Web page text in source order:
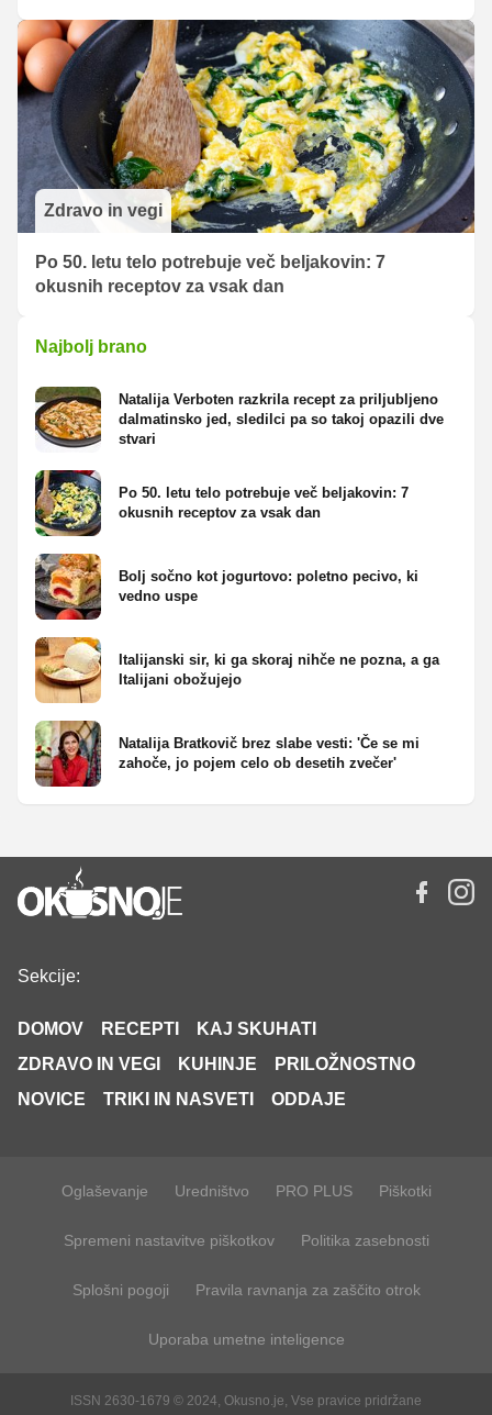
Zdravo in vegi
Po 50. letu telo potrebuje več beljakovin: 7
okusnih receptov za vsak dan
Najbolj brano
Natalija Verboten razkrila recept za priljubljeno
dalmatinsko jed, sledilci pa so takoj opazili dve
stvari
Po 50. letu telo potrebuje več beljakovin: 7
okusnih receptov za vsak dan
Bolj sočno kot jogurtovo: poletno pecivo, ki
vedno uspe
Italijanski sir, ki ga skoraj nihče ne pozna, a ga
Italijani obožujejo
Natalija Bratkovič brez slabe vesti: 'Če se mi
zahoče, jo pojem celo ob desetih zvečer'
Sekcije:
DOMOV RECEPTI
KAJ SKUHATI
ZDRAVO IN VEGI
KUHINJE
PRILOŽNOSTNO
NOVICE
TRIKI IN NASVETI ODDAJE
Oglaševanje Uredništvo PRO PLUS Piškotki
Spremeni nastavitve piškotkov Politika zasebnosti
Splošni pogoji Pravila ravnanja za zaščito otrok
Uporaba umetne inteligence
ISSN 2630-1679 © 2024, Okusno.je, Vse pravice pridržane